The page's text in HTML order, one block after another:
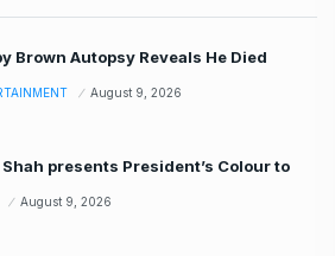
Brown Autopsy Reveals He Died
August 9, 2026
presents President’s Colour to
August 9, 2026